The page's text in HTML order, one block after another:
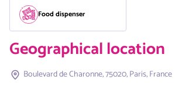
Food dispenser
Geographical location
Boulevard de Charonne, 75020, Paris, France